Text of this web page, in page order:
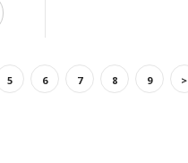
5 6 7 8 9 >